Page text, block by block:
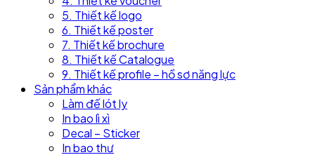
5. Thiết kế logo
6. Thiết kế poster
7. Thiết kế brochure
8. Thiết kế Catalogue
9. Thiết kế profile – hồ sơ năng lực
Sản phẩm khác
Làm đế lót ly
In bao lì xì
Decal – Sticker
In bao thư